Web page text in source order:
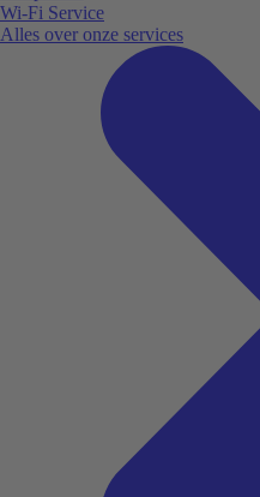
Wi-Fi Service
Alles over onze services